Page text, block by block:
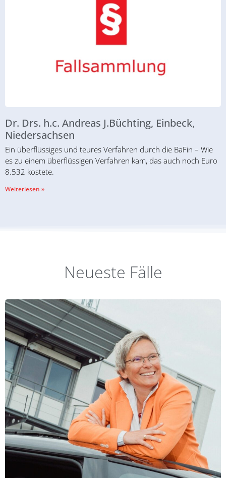
Dr. Drs. h.c. Andreas J.Büchting, Einbeck,
Niedersachsen
Ein überflüssiges und teures Verfahren durch die BaFin – Wie
es zu einem überflüssigen Verfahren kam, das auch noch Euro
8.532 kostete.
Weiterlesen »
Neueste Fälle